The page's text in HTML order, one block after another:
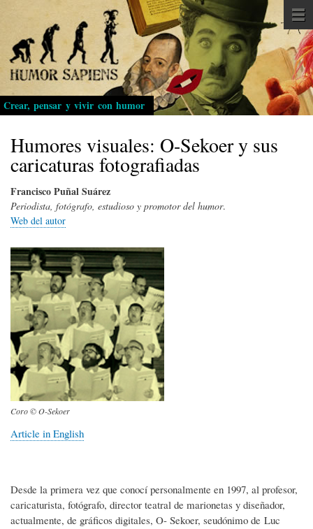
Pasar
al
contenido
principal
Crear, pensar y vivir con humor
Humores visuales: O-Sekoer y sus
caricaturas fotografiadas
Francisco Puñal Suárez
Periodista, fotógrafo, estudioso y promotor del humor.
Web del autor
Coro © O-Sekoer
Article in English
Desde la primera vez que conocí personalmente en 1997, al profesor,
caricaturista, fotógrafo, director teatral de marionetas y diseñador,
actualmente, de gráficos digitales, O- Sekoer, seudónimo de Luc